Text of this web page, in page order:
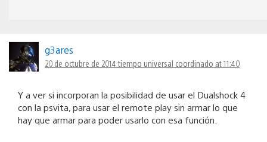
g3ares
20 de octubre de 2014 tiempo universal coordinado at 11:40
Y a ver si incorporan la posibilidad de usar el Dualshock 4
con la psvita, para usar el remote play sin armar lo que
hay que armar para poder usarlo con esa función.